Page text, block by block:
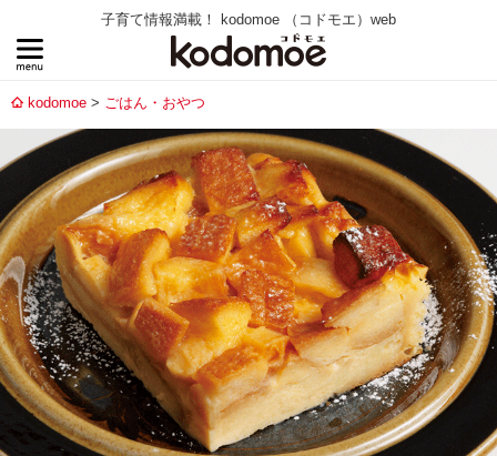
子育て情報満載！ kodomoe （コドモエ）web
kodomoe ごはん・おやつ